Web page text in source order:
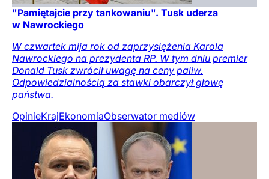
"Pamiętajcie przy tankowaniu". Tusk uderza
w Nawrockiego
W czwartek mija rok od zaprzysiężenia Karola
Nawrockiego na prezydenta RP. W tym dniu premier
Donald Tusk zwrócił uwagę na ceny paliw.
Odpowiedzialnością za stawki obarczył głowę
państwa.
OpinieKrajEkonomiaObserwator mediów